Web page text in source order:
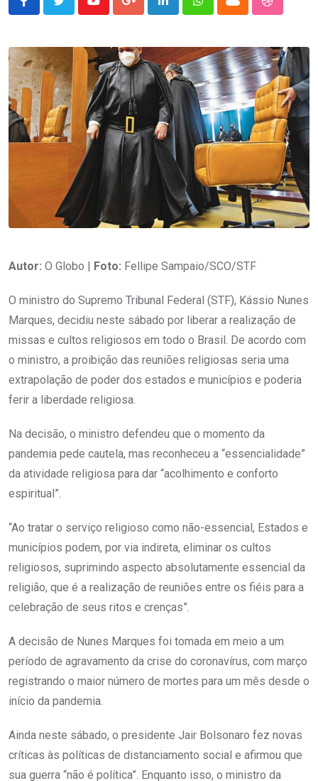
YoutubeGoogle+LinkedInWhatsappCloud
Autor: O Globo | Foto: Fellipe Sampaio/SCO/STF
O ministro do Supremo Tribunal Federal (STF), Kássio Nunes
Marques, decidiu neste sábado por liberar a realização de
missas e cultos religiosos em todo o Brasil. De acordo com
o ministro, a proibição das reuniões religiosas seria uma
extrapolação de poder dos estados e municípios e poderia
ferir a liberdade religiosa.
Na decisão, o ministro defendeu que o momento da
pandemia pede cautela, mas reconheceu a “essencialidade”
da atividade religiosa para dar “acolhimento e conforto
espiritual”.
“Ao tratar o serviço religioso como não-essencial, Estados e
municípios podem, por via indireta, eliminar os cultos
religiosos, suprimindo aspecto absolutamente essencial da
religião, que é a realização de reuniões entre os fiéis para a
celebração de seus ritos e crenças”.
A decisão de Nunes Marques foi tomada em meio a um
período de agravamento da crise do coronavírus, com março
registrando o maior número de mortes para um mês desde o
início da pandemia.
Ainda neste sábado, o presidente Jair Bolsonaro fez novas
críticas às políticas de distanciamento social e afirmou que
sua guerra “não é política”. Enquanto isso, o ministro da